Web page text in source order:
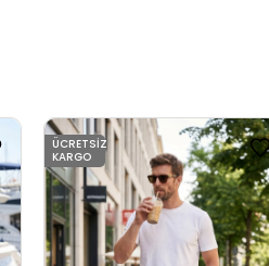
ÜCRETSIZ
KARGO